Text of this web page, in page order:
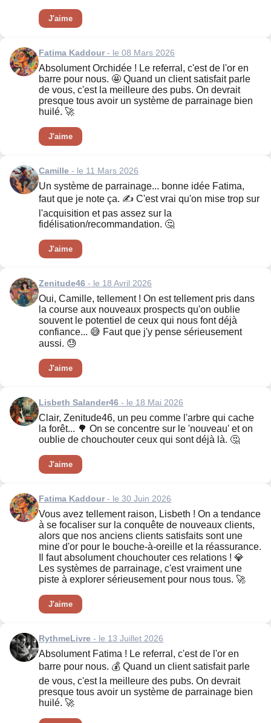
J'aime
Fatima Kaddour- le 08 Mars 2026
Absolument Orchidée ! Le referral, c'est de l'or en
barre pour nous. 🤩 Quand un client satisfait parle
de vous, c'est la meilleure des pubs. On devrait
presque tous avoir un système de parrainage bien
huilé. 🚀
J'aime
Camille - le 11 Mars 2026
Un système de parrainage... bonne idée Fatima,
faut que je note ça. ✍️ C'est vrai qu'on mise trop sur
l'acquisition et pas assez sur la
fidélisation/recommandation. 🤔
J'aime
Zenitude46 - le 18 Avril 2026
Oui, Camille, tellement ! On est tellement pris dans
la course aux nouveaux prospects qu'on oublie
souvent le potentiel de ceux qui nous font déjà
confiance... 😅 Faut que j'y pense sérieusement
aussi. 😓
J'aime
Lisbeth Salander46 - le 18 Mai 2026
Clair, Zenitude46, un peu comme l'arbre qui cache
la forêt... 🌳 On se concentre sur le 'nouveau' et on
oublie de chouchouter ceux qui sont déjà là. 🤔
J'aime
Fatima Kaddour- le 30 Juin 2026
Vous avez tellement raison, Lisbeth ! On a tendance
à se focaliser sur la conquête de nouveaux clients,
alors que nos anciens clients satisfaits sont une
mine d'or pour le bouche-à-oreille et la réassurance.
Il faut absolument chouchouter ces relations ! 💎
Les systèmes de parrainage, c'est vraiment une
piste à explorer sérieusement pour nous tous. 🚀
J'aime
RythmeLivre - le 13 Juillet 2026
Absolument Fatima ! Le referral, c'est de l'or en
barre pour nous. 💰 Quand un client satisfait parle
de vous, c'est la meilleure des pubs. On devrait
presque tous avoir un système de parrainage bien
huilé. 🚀